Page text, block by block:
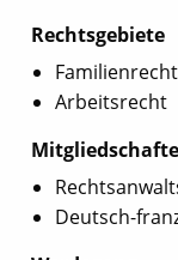
Rechtsgebiete
Familienrecht
Arbeitsrecht
Deutsch-